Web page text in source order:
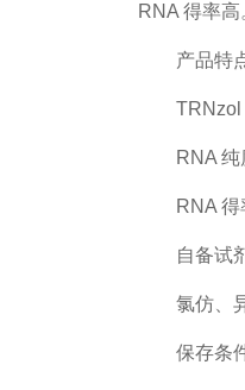
RNA 得率高
产品特
TRNzol
RNA
RNA
自备试
氯仿、
保存条